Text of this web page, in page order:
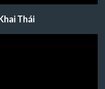
Thái